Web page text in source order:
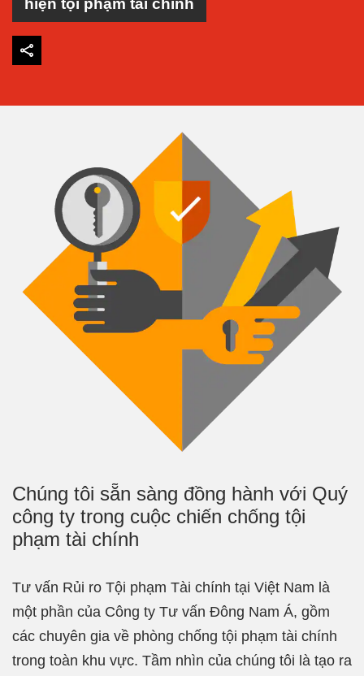
hiện tội phạm tài chính
Chúng tôi sẵn sàng đồng hành với Quý
công ty trong cuộc chiến chống tội
phạm tài chính
Tư vấn Rủi ro Tội phạm Tài chính tại Việt Nam là
một phần của Công ty Tư vấn Đông Nam Á, gồm
các chuyên gia về phòng chống tội phạm tài chính
trong toàn khu vực. Tầm nhìn của chúng tôi là tạo ra